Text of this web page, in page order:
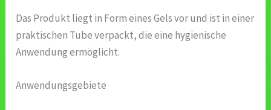
Das Produkt liegt in Form eines Gels vor und ist in einer
praktischen Tube verpackt, die eine hygienische
Anwendung ermöglicht.
Anwendungsgebiete